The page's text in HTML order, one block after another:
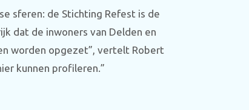
sferen: de Stichting Refest is de
dat de inwoners van Delden en
worden opgezet”, vertelt Robert
kunnen profileren.”